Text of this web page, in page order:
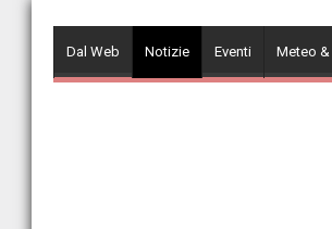
contentDal Web Notizie Eventi Meteo